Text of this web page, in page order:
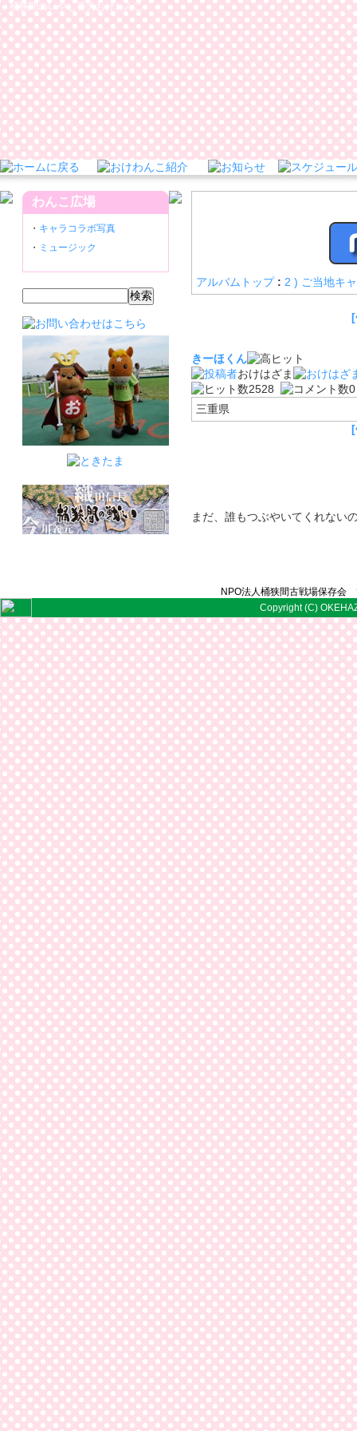
桶狭間のいやし番犬おけわんこ
わんこ広場
・ キャラコラボ写真
・ ミュージック
アルバムトップ : 2 ) ご当地キ
きーほくん
おけはざま
2528
三重県
まだ、誰もつぶやいてくれな
NPO法人桶狭間古戦場保存
Copyright (C)